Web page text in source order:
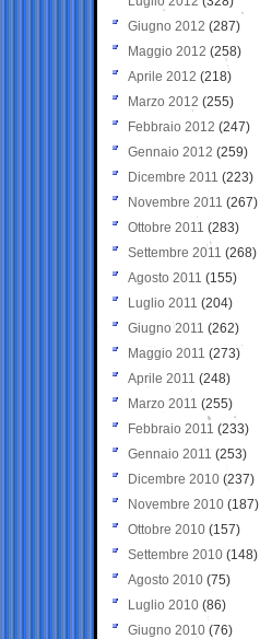
Giugno 2012 (287)
Maggio 2012 (258)
Aprile 2012 (218)
Marzo 2012 (255)
Febbraio 2012 (247)
Gennaio 2012 (259)
Dicembre 2011 (223)
Novembre 2011 (267)
Ottobre 2011 (283)
Settembre 2011 (268)
Agosto 2011 (155)
Luglio 2011 (204)
Giugno 2011 (262)
Maggio 2011 (273)
Aprile 2011 (248)
Marzo 2011 (255)
Febbraio 2011 (233)
Gennaio 2011 (253)
Dicembre 2010 (237)
Novembre 2010 (187)
Ottobre 2010 (157)
Settembre 2010 (148)
Agosto 2010 (75)
Luglio 2010 (86)
Giugno 2010 (76)